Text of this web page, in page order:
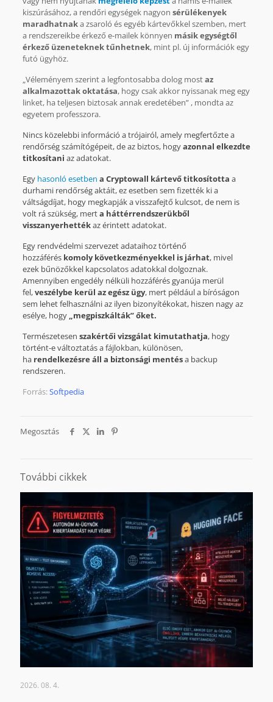
kiszúrásához, a rendőri egységek nagyon sérülékenyek
maradhatnaka zsaroló és egyéb kártevőkkel szemben, mert
a rendszereikbe érkező e-mailek könnyen másik egységtől
érkező üzeneteknek tűnhetnek, mint pl. új információk egy
futó ügyhöz.
„Véleményem szerint a legfontosabba dolog mostaz
alkalmazottak oktatása, hogy csak akkor nyissanak meg egy
linket, ha teljesen biztosak annak eredetében” , mondta az
egyetem professzora.
Nincs közelebbi információ a trójairól, amely megfertőzte a
rendőrség számítógépeit, de az biztos, hogyazonnal elkezdte
titkosítani az adatokat.
Egy hasonló esetben a Cryptowall kártevő titkosította a
durhami rendőrség aktáit, ez esetben sem fizették ki a
váltságdíjat, hogy megkapják a visszafejtő kulcsot, de nem is
volt rá szükség, merta háttérrendszerükből
visszanyerhettékaz érintett adatokat.
Egy rendvédelmi szervezet adataihoz történő
hozzáférés komoly következményekkel is járhat, mivel
ezek bűnözőkkel kapcsolatos adatokkal dolgoznak.
Amennyiben engedély nélküli hozzáférés gyanúja merül
fel,veszélybe kerül az egész ügy, mert például a bíróságon
sem lehet felhasználni az ilyen bizonyítékokat, hiszen nagy az
esélye, hogy „megpiszkálták” őket.
Természetesen szakértői vizsgálat kimutathatja, hogy
történt-e változtatás a fájlokban, különösen,
ha rendelkezésre áll a biztonsági mentésa backup
rendszeren.
Forrás:Softpedia
Megosztás
További cikkek
2026. 08. 4.